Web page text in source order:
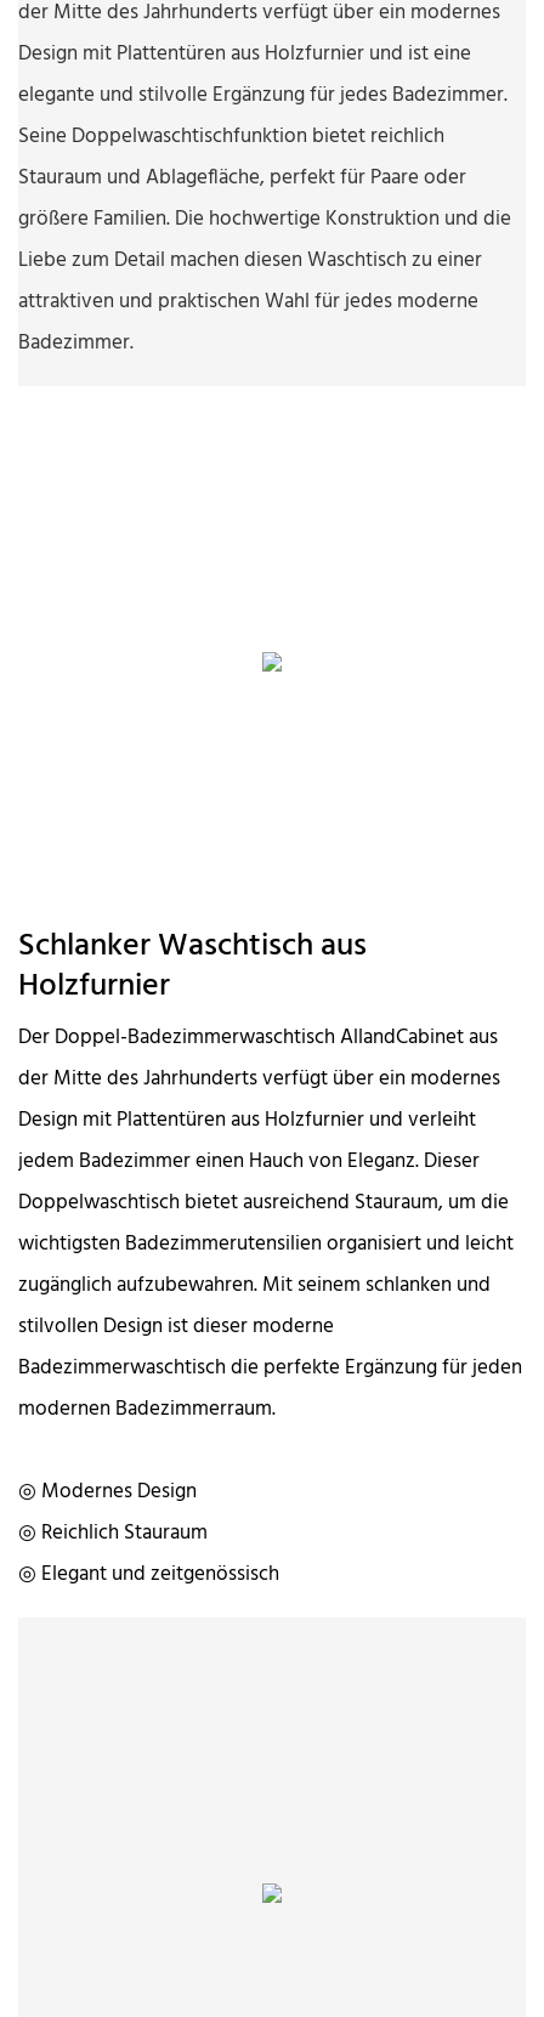
der Mitte des Jahrhunderts verfügt über ein modernes
Design mit Plattentüren aus Holzfurnier und ist eine
elegante und stilvolle Ergänzung für jedes Badezimmer.
Seine Doppelwaschtischfunktion bietet reichlich
Stauraum und Ablagefläche, perfekt für Paare oder
größere Familien. Die hochwertige Konstruktion und die
Liebe zum Detail machen diesen Waschtisch zu einer
attraktiven und praktischen Wahl für jedes moderne
Badezimmer.
Schlanker Waschtisch aus
Holzfurnier
Der Doppel-Badezimmerwaschtisch AllandCabinet aus
der Mitte des Jahrhunderts verfügt über ein modernes
Design mit Plattentüren aus Holzfurnier und verleiht
jedem Badezimmer einen Hauch von Eleganz. Dieser
Doppelwaschtisch bietet ausreichend Stauraum, um die
wichtigsten Badezimmerutensilien organisiert und leicht
zugänglich aufzubewahren. Mit seinem schlanken und
stilvollen Design ist dieser moderne
Badezimmerwaschtisch die perfekte Ergänzung für jeden
modernen Badezimmerraum.
◎ Modernes Design
◎ Reichlich Stauraum
◎ Elegant und zeitgenössisch